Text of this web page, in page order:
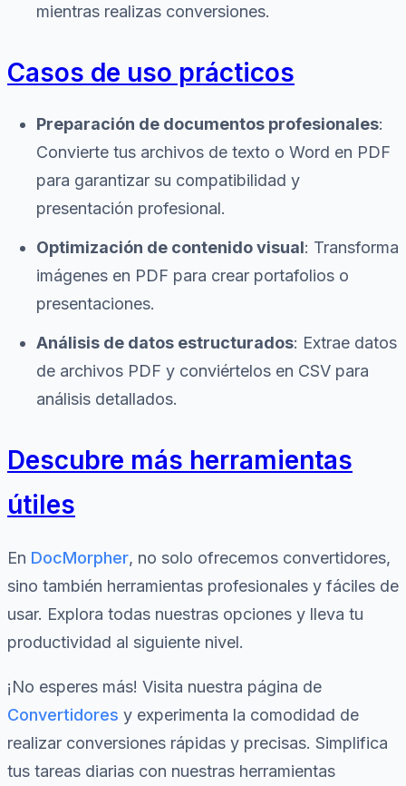
mientras realizas conversiones.
Casos de uso prácticos
Preparación de documentos profesionales:
Convierte tus archivos de texto o Word en PDF
para garantizar su compatibilidad y
presentación profesional.
Optimización de contenido visual: Transforma
imágenes en PDF para crear portafolios o
presentaciones.
Análisis de datos estructurados: Extrae datos
de archivos PDF y conviértelos en CSV para
análisis detallados.
Descubre más herramientas
útiles
En DocMorpher, no solo ofrecemos convertidores,
sino también herramientas profesionales y fáciles de
usar. Explora todas nuestras opciones y lleva tu
productividad al siguiente nivel.
¡No esperes más! Visita nuestra página de
Convertidores y experimenta la comodidad de
realizar conversiones rápidas y precisas. Simplifica
tus tareas diarias con nuestras herramientas